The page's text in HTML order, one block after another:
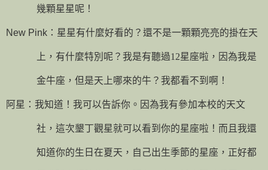
幾顆星星呢！
New Pink ：星星有什麼好看的？還不是一顆顆亮亮的掛在天
上，有什麼特別呢？我是有聽過12星座啦，因為我是
金牛座，但是天上哪來的牛？我都看不到啊！
阿星：我知道！我可以告訴你。因為我有參加本校的天文
社，這次墾丁觀星就可以看到你的星座啦！而且我還
知道你的生日在夏天，自己出生季節的星座，正好都